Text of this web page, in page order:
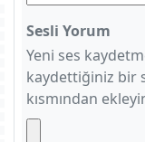
Sesli Yorum
Yeni ses
kaydettiğiniz bir
kısmından